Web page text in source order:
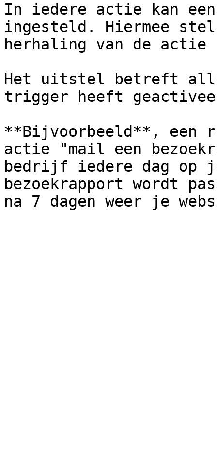
In iedere actie kan
ingesteld. Hiermee
herhaling van de
Het uitstel betreft
trigger heeft
**Bijvoorbeeld**, een
actie "mail een
bedrijf iedere dag op
bezoekrapport wordt